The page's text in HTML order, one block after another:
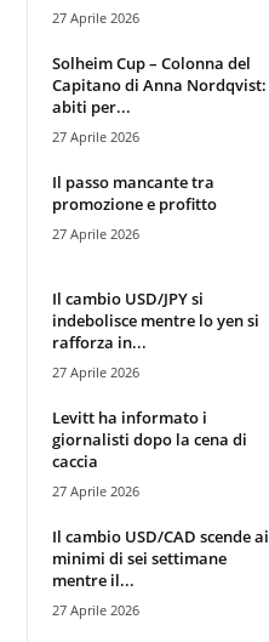
27 Aprile 2026
Solheim Cup – Colonna del
Capitano di Anna Nordqvist:
abiti per...
27 Aprile 2026
Il passo mancante tra
promozione e profitto
27 Aprile 2026
Il cambio USD/JPY si
indebolisce mentre lo yen si
rafforza in...
27 Aprile 2026
Levitt ha informato i
giornalisti dopo la cena di
caccia
27 Aprile 2026
Il cambio USD/CAD scende ai
minimi di sei settimane
mentre il...
27 Aprile 2026